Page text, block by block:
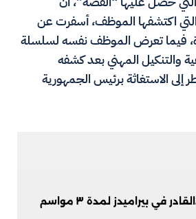
التي اكتشفها الموظف، أسفرت عن
فيما تعرض الموظف نفسه لسلسلة
والتنكيل المهني بعد كشفه
إلى الاستغاثة برئيس الجمهورية
في بيراميدز لمدة ٣ مواسم